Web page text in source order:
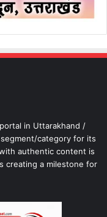
in Uttarakhand /
category for its
authentic content is
creating a milestone for